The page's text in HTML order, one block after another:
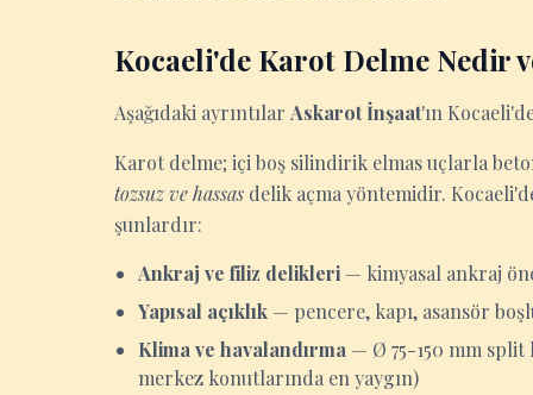
Kocaeli'de Karot Delme Nedir
Aşağıdaki ayrıntılar Askarot İnşaat'ın
Karot delme; içi boş silindirik elmas uçlarla
tozsuz ve hassas delik açma yöntemidir.
şunlardır:
Ankraj ve filiz delikleri — kimyasal ankraj
Yapısal açıklık — pencere, kapı, asansör
Klima ve havalandırma — Ø 75-150 mm split
merkez konutlarında en yaygın)